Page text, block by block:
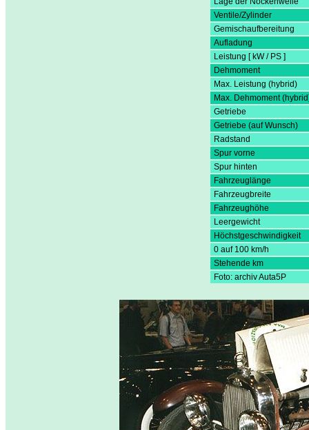
Ventile/Zylinder
Gemischaufbereitung
Aufladung
Leistung [ kW / PS ]
Dehmoment
Max. Leistung (hybrid)
Max. Dehmoment
Getriebe
Getriebe (auf Wunsch)
Radstand
Spur vorne
Spur hinten
Fahrzeuglänge
Fahrzeugbreite
Fahrzeughöhe
Leergewicht
Höchstgeschwindigkeit
0 auf 100 km/h
Stehende km
Foto: archiv Auta5P